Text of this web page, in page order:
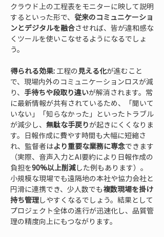
クラウド上の工程表をモニターに映して説明
するといった形で、 従来のコミュニケーショ
ンとデジタルを融合させれば、皆が違和感な
くツールを使いこなせるようになるでしょ
う。
得られる効果: 工程の見える化が進むこと
で、現場内外のコミュニケーションロスが減
り、 手待ちや段取り違いが解消されます。常
に最新情報が共有されているため、「聞いて
いない」「知らなかった」といったトラブル
が減少し、 無駄な手戻りが起きにくくなりま
す。日報作成に費やす時間も大幅に短縮さ
れ、監督者はより重要な業務に専念できます
（実際、音声入力とAI要約により日報作成の
負担を90%以上削減した例もあります）。
小規模な現場でも遠隔地の本社や協力会社と
円滑に連携でき、少人数でも複数現場を掛け
持ち管理しやすくなるでしょう。結果として
プロジェクト全体の進行が迅速化し、品質管
理の精度向上にもつながります。